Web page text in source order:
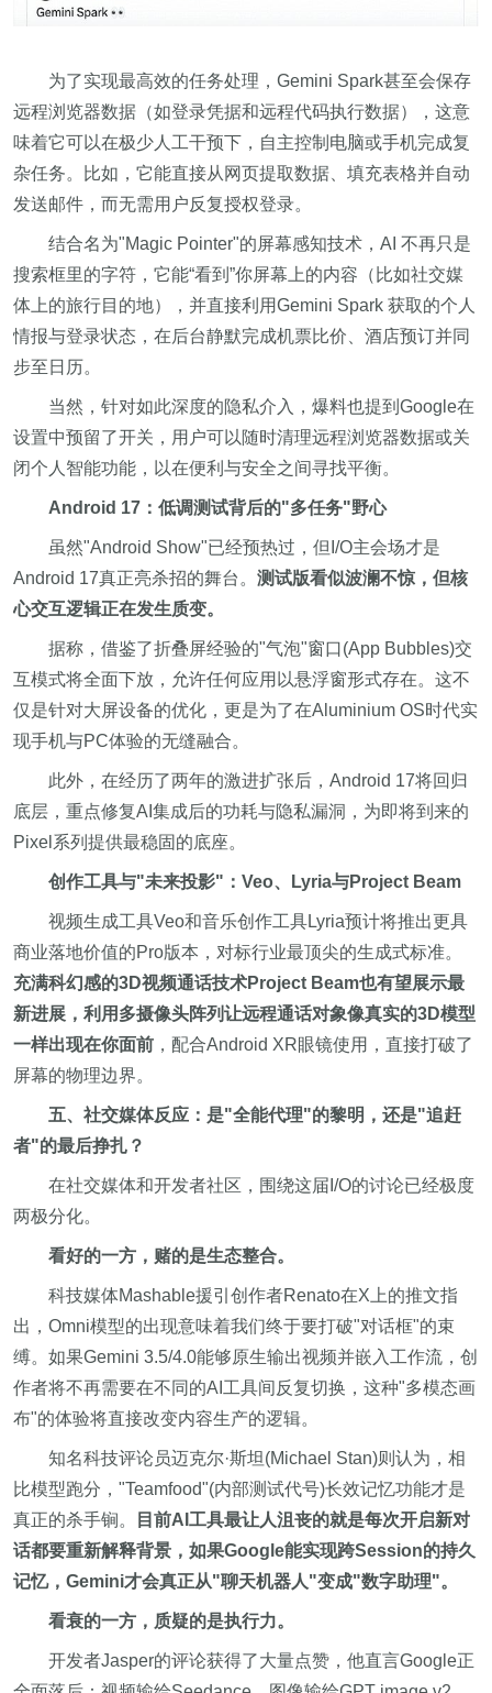
为了实现最高效的任务处理，Gemini Spark甚至会保存
远程浏览器数据（如登录凭据和远程代码执行数据），这意
味着它可以在极少人工干预下，自主控制电脑或手机完成复
杂任务。比如，它能直接从网页提取数据、填充表格并自动
发送邮件，而无需用户反复授权登录。
结合名为"Magic Pointer"的屏幕感知技术，AI 不再只是
搜索框里的字符，它能“看到”你屏幕上的内容（比如社交媒
体上的旅行目的地），并直接利用Gemini Spark 获取的个人
情报与登录状态，在后台静默完成机票比价、酒店预订并同
步至日历。
当然，针对如此深度的隐私介入，爆料也提到Google在
设置中预留了开关，用户可以随时清理远程浏览器数据或关
闭个人智能功能，以在便利与安全之间寻找平衡。
Android 17：低调测试背后的"多任务"野心
虽然"Android Show"已经预热过，但I/O主会场才是
Android 17真正亮杀招的舞台。 测试版看似波澜不惊，但核
心交互逻辑正在发生质变。
据称，借鉴了折叠屏经验的"气泡"窗口(App Bubbles)交
互模式将全面下放，允许任何应用以悬浮窗形式存在。这不
仅是针对大屏设备的优化，更是为了在Aluminium OS时代实
现手机与PC体验的无缝融合。
此外，在经历了两年的激进扩张后，Android 17将回归
底层，重点修复AI集成后的功耗与隐私漏洞，为即将到来的
Pixel系列提供最稳固的底座。
创作工具与"未来投影"：Veo、Lyria与Project Beam
视频生成工具Veo和音乐创作工具Lyria预计将推出更具
商业落地价值的Pro版本，对标行业最顶尖的生成式标准。
充满科幻感的3D视频通话技术Project Beam也有望展示最
新进展，利用多摄像头阵列让远程通话对象像真实的3D模型
一样出现在你面前 ，配合Android XR眼镜使用，直接打破了
屏幕的物理边界。
五、社交媒体反应：是"全能代理"的黎明，还是"追赶
者"的最后挣扎？
在社交媒体和开发者社区，围绕这届I/O的讨论已经极度
两极分化。
看好的一方，赌的是生态整合。
科技媒体Mashable援引创作者Renato在X上的推文指
出，Omni模型的出现意味着我们终于要打破"对话框"的束
缚。如果Gemini 3.5/4.0能够原生输出视频并嵌入工作流，创
作者将不再需要在不同的AI工具间反复切换，这种"多模态画
布"的体验将直接改变内容生产的逻辑。
知名科技评论员迈克尔·斯坦(Michael Stan)则认为，相
比模型跑分，"Teamfood"(内部测试代号)长效记忆功能才是
真正的杀手锏。
目前AI工具最让人沮丧的就是每次开启新对
话都要重新解释背景，如果Google能实现跨Session的持久
记忆，Gemini才会真正从"聊天机器人"变成"数字助理"。
看衰的一方，质疑的是执行力。
开发者Jasper的评论获得了大量点赞，他直言Google正